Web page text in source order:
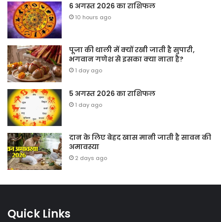
6 अगस्त 2026 का राशिफल
10 hours ago
पूजा की थाली में क्यों रखी जाती है सुपारी,
भगवान गणेश से इसका क्या नाता है?
1 day ago
5 अगस्त 2026 का राशिफल
1 day ago
दान के लिए बेहद खास मानी जाती है सावन की
अमावस्या
2 days ago
Quick Links